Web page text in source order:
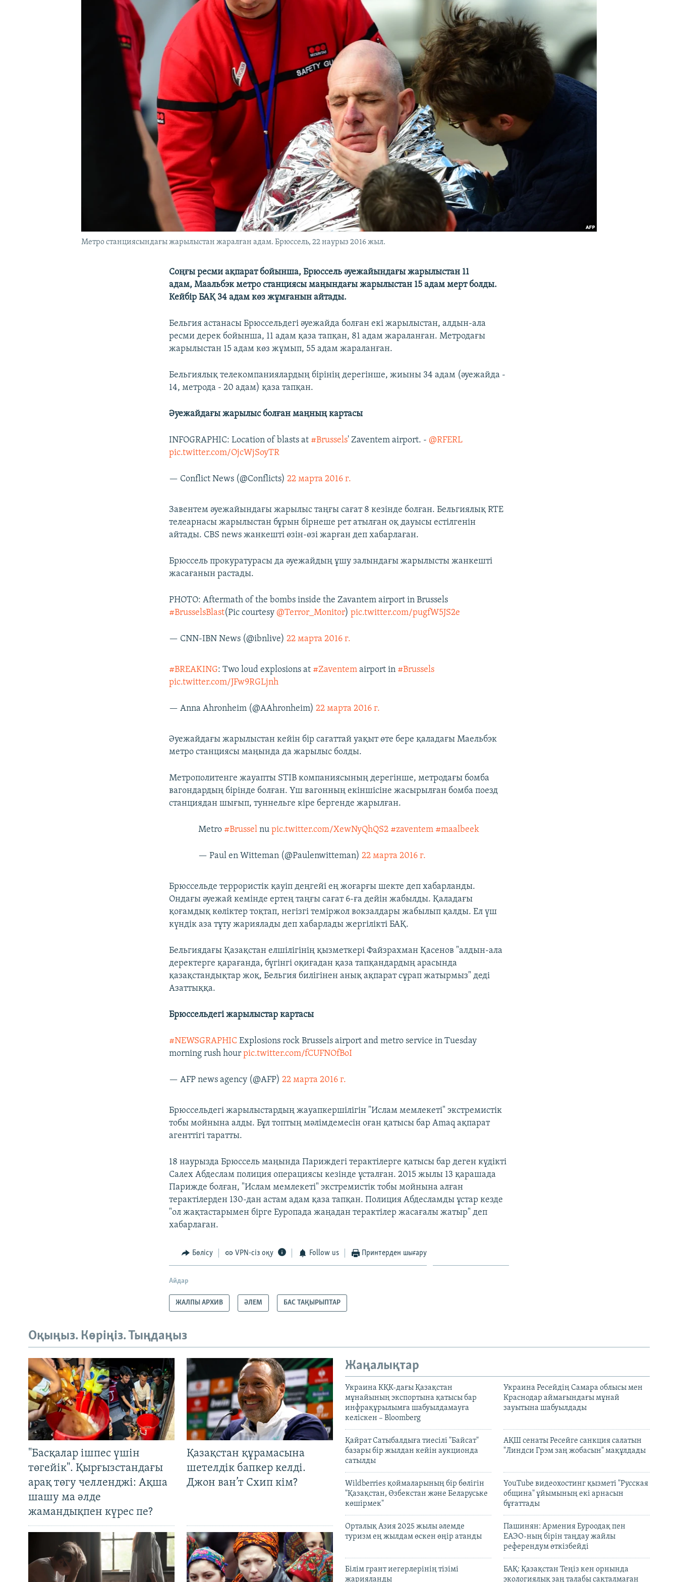
Метро станциясындағы жарылыстан жаралған адам. Брюссель, 22 наурыз 2016 жыл.
Соңғы ресми ақпарат бойынша, Брюссель әуежайындағы жарылыстан 11
адам, Маальбэк метро станциясы маңындағы жарылыстан 15 адам мерт болды.
Кейбір БАҚ 34 адам көз жұмғанын айтады.
Бельгия астанасы Брюссельдегі әуежайда болған екі жарылыстан, алдын-ала
ресми дерек бойынша, 11 адам қаза тапқан, 81 адам жараланған. Метродағы
жарылыстан 15 адам көз жұмып, 55 адам жараланған.
Бельгиялық телекомпаниялардың бірінің дерегінше, жиыны 34 адам (әуежайда -
14, метрода - 20 адам) қаза тапқан.
Әуежайдағы жарылыс болған маңның картасы
INFOGRAPHIC: Location of blasts at #Brussels' Zaventem airport. -@RFERL
pic.twitter.com/OjcWjSoyTR
— Conflict News (@Conflicts)22 марта 2016 г.
Завентем әуежайындағы жарылыс таңғы сағат 8 кезінде болған. Бельгиялық RTE
телеарнасы жарылыстан бұрын бірнеше рет атылған оқ дауысы естілгенін
айтады. CBS news жанкешті өзін-өзі жарған деп хабарлаған.
Брюссель прокуратурасы да әуежайдың ұшу залындағы жарылысты жанкешті
жасағанын растады.
PHOTO: Aftermath of the bombs inside the Zavantem airport in Brussels
#BrusselsBlast(Pic courtesy@Terror_Monitor)pic.twitter.com/pugfW5JS2e
— CNN-IBN News (@ibnlive)22 марта 2016 г.
#BREAKING: Two loud explosions at #Zaventem airport in #Brussels
pic.twitter.com/JFw9RGLjnh
— Anna Ahronheim (@AAhronheim)22 марта 2016 г.
Әуежайдағы жарылыстан кейін бір сағаттай уақыт өте бере қаладағы Маельбэк
метро станциясы маңында да жарылыс болды.
Метрополитенге жауапты STIB компаниясының дерегінше, метродағы бомба
вагондардың бірінде болған. Үш вагонның екіншісіне жасырылған бомба поезд
станциядан шығып, туннельге кіре бергенде жарылған.
Metro #Brussel nupic.twitter.com/XewNyQhQS2 #zaventem #maalbeek
— Paul en Witteman (@Paulenwitteman)22 марта 2016 г.
Брюссельде террористік қауіп деңгейі ең жоғарғы шекте деп хабарланды.
Ондағы әуежай кемінде ертең таңғы сағат 6-ға дейін жабылды. Қаладағы
қоғамдық көліктер тоқтап, негізгі теміржол вокзалдары жабылып қалды. Ел үш
күндік аза тұту жариялады деп хабарлады жергілікті БАҚ.
Бельгиядағы Қазақстан елшілігінің қызметкері Файзрахман Қасенов "алдын-ала
деректерге қарағанда, бүгінгі оқиғадан қаза тапқандардың арасында
қазақстандықтар жоқ, Бельгия билігінен анық ақпарат сұрап жатырмыз" деді
Азаттыққа.
Брюссельдегі жарылыстар картасы
#NEWSGRAPHIC Explosions rock Brussels airport and metro service in Tuesday
morning rush hourpic.twitter.com/fCUFNOfBoI
— AFP news agency (@AFP)22 марта 2016 г.
Брюссельдегі жарылыстардың жауапкершілігін "Ислам мемлекеті" экстремистік
тобы мойнына алды. Бұл топтың мәлімдемесін оған қатысы бар Amaq ақпарат
агенттігі таратты.
18 наурызда Брюссель маңында Париждегі терактілерге қатысы бар деген күдікті
Салех Абдеслам полиция операциясы кезінде ұсталған. 2015 жылы 13 қарашада
Парижде болған, "Ислам мемлекеті" экстремистік тобы мойнына алған
терактілерден 130-дан астам адам қаза тапқан. Полиция Абдесламды ұстар кезде
"ол жақтастарымен бірге Еуропада жаңадан терактілер жасағалы жатыр" деп
хабарлаған.​
Бөлісу VPN-сіз оқу Follow us Принтерден шығару
Айдар
ЖАЛПЫ АРХИВ ӘЛЕМ БАС ТАҚЫРЫПТАР
Оқыңыз. Көріңіз. Тыңдаңыз
"Басқалар ішпес үшін
төгейік". Қырғызстандағы
арақ төгу челленджі: Ақша
шашу ма әлде
жамандықпен күрес пе?
Қазақстан құрамасына
шетелдік бапкер келді.
Джон ван’т Схип кім?
Жаңалықтар
Украина КҚК-дағы Қазақстан
мұнайының экспортына қатысы бар
инфрақұрылымға шабуылдамауға
келіскен – Bloomberg
Украина Ресейдің Самара облысы мен
Краснодар аймағындағы мұнай
зауытына шабуылдады
Қайрат Сатыбалдыға тиесілі "Байсат"
базары бір жылдан кейін аукционда
сатылды
АҚШ сенаты Ресейге санкция салатын
"Линдси Грэм заң жобасын" мақұлдады
Wildberries қоймаларының бір бөлігін
"Қазақстан, Өзбекстан және Беларуське
көшірмек"
YouTube видеохостинг қызметі "Русская
община" ұйымының екі арнасын
бұғаттады
Орталық Азия 2025 жылы әлемде
туризм ең жылдам өскен өңір атанды
Пашинян: Армения Еуроодақ пен
ЕАЭО-ның бірін таңдау жайлы
референдум өткізбейді
Білім грант иегерлерінің тізімі
жарияланды
БАҚ: Қазақстан Теңіз кен орнында
экологиялық заң талабы сақталмаған